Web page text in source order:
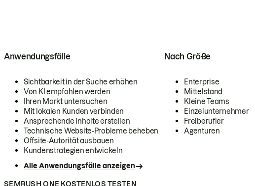
Anwendungsfälle
Sichtbarkeit in der Suche erhöhen
Von KI empfohlen werden
Ihren Markt untersuchen
Mit lokalen Kunden verbinden
Ansprechende Inhalte erstellen
Technische Website-Probleme beheben
Offsite-Autorität ausbauen
Kundenstrategien entwickeln
Alle Anwendungsfälle anzeigen
Nach Größe
Enterprise
Mittelstand
Kleine Teams
Einzelunternehmer
Freiberufler
Agenturen
SEMRUSH ONE KOSTENLOS TESTEN